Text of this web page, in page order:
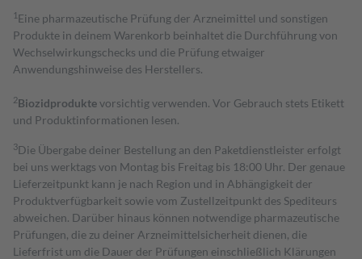
1 Eine pharmazeutische Prüfung der Arzneimittel und sonstigen
Produkte in deinem Warenkorb beinhaltet die Durchführung von
Wechselwirkungschecks und die Prüfung etwaiger
Anwendungshinweise des Herstellers.
2Biozidproduktevorsichtig verwenden. Vor Gebrauch stets Etikett
und Produktinformationen lesen.
3Die Übergabe deiner Bestellung an den Paketdienstleister erfolgt
bei uns werktags von Montag bis Freitag bis 18:00 Uhr. Der genaue
Lieferzeitpunkt kann je nach Region und in Abhängigkeit der
Produktverfügbarkeit sowie vom Zustellzeitpunkt des Spediteurs
abweichen. Darüber hinaus können notwendige pharmazeutische
Prüfungen, die zu deiner Arzneimittelsicherheit dienen, die
Lieferfrist um die Dauer der Prüfungen einschließlich Klärungen